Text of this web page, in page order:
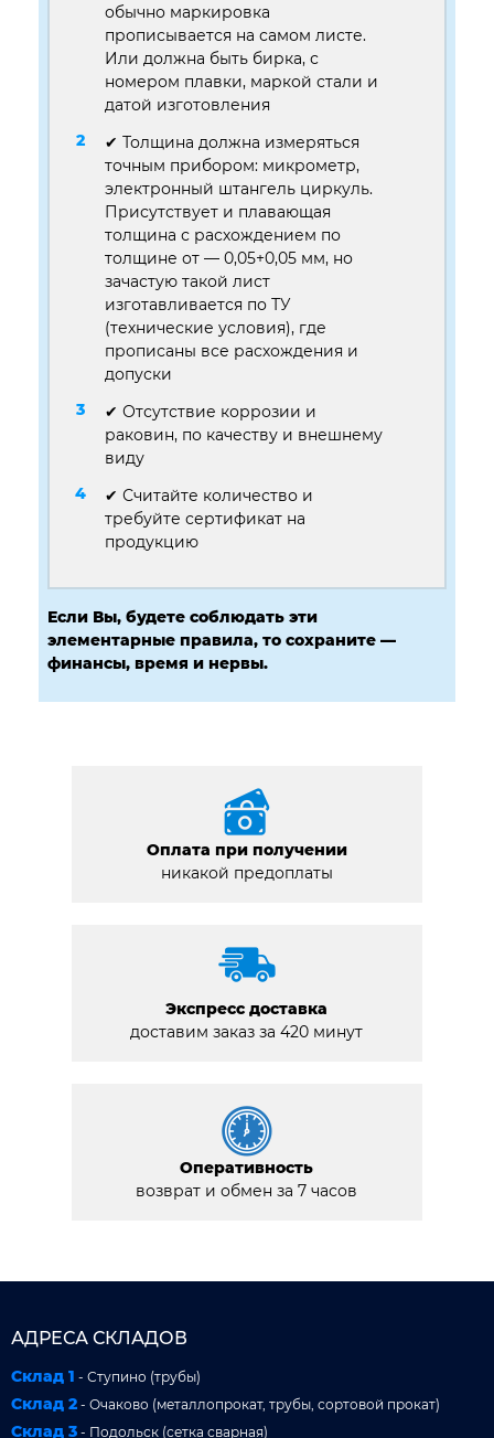
обычно маркировка
прописывается на самом листе.
Или должна быть бирка, с
номером плавки, маркой стали и
датой изготовления
✔ Толщина должна измеряться
точным прибором: микрометр,
электронный штангель циркуль.
Присутствует и плавающая
толщина с расхождением по
толщине от — 0,05+0,05 мм, но
зачастую такой лист
изготавливается по ТУ
(технические условия), где
прописаны все расхождения и
допуски
✔ Отсутствие коррозии и
раковин, по качеству и внешнему
виду
✔ Считайте количество и
требуйте сертификат на
продукцию
Если Вы, будете соблюдать эти
элементарные правила, то сохраните —
финансы, время и нервы.
Оплата при получении
никакой предоплаты
Экспресс доставка
доставим заказ за 420 минут
Оперативность
возврат и обмен за 7 часов
АДРЕСА СКЛАДОВ
Склад 1 - Ступино (трубы)
Склад 2 - Очаково (металлопрокат, трубы, сортовой прокат)
Склад 3 - Подольск (сетка сварная)